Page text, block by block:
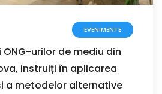
EVENIMENTE
urilor de mediu din
instruiți în aplicarea
a metodelor alternative